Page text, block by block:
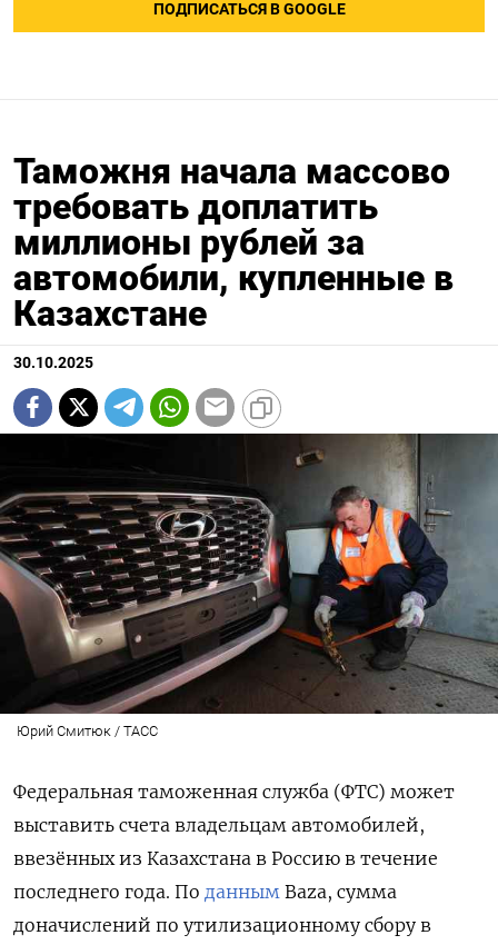
ПОДПИСАТЬСЯ В GOOGLE
Таможня начала массово
требовать доплатить
миллионы рублей за
автомобили, купленные в
Казахстане
30.10.2025
Юрий Смитюк / ТАСС
Федеральная таможенная служба (ФТС) может
выставить счета владельцам автомобилей,
ввезённых из Казахстана в Россию в течение
последнего года. По данным Baza, сумма
доначислений по утилизационному сбору в